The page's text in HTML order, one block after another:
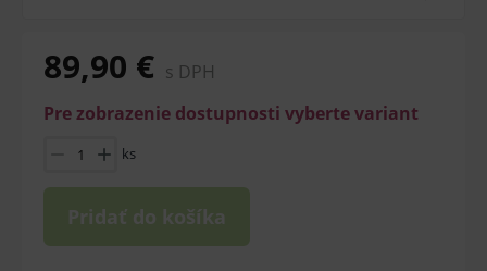
89,90 € s DPH
Pre zobrazenie dostupnosti vyberte variant
ks
Pridať do košíka